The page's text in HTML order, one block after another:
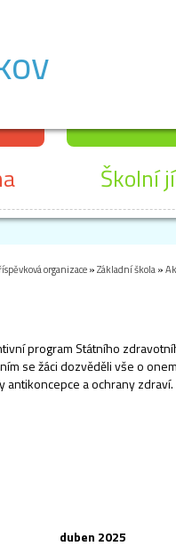
Školní
organizace»Základní škola»
program Státního
se žáci dozvěděli vše o
antikoncepce a ochrany zdraví.
duben 2025